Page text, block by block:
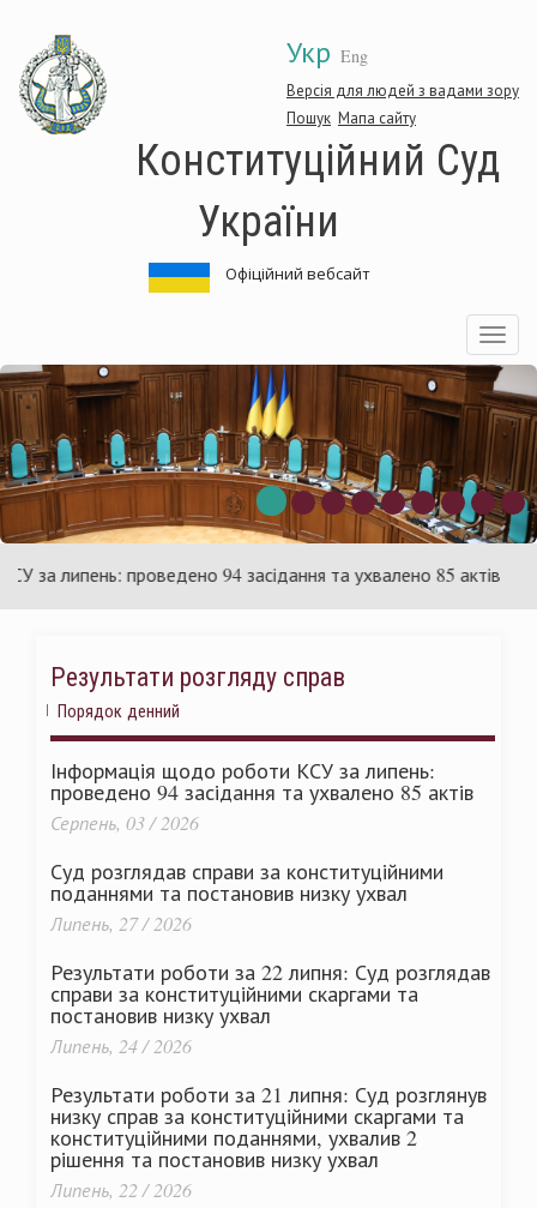
основного
матеріалу
Укр Eng
Версія для людей з вадами зору
Пошук Мапа сайту
Конституційний Суд
України
Офіційний вебсайт
Toggle
Суд
липень: проведено 94 засідання та ухвалено 85 актів
Результати розгляду справ
Порядок денний
Інформація щодо роботи КСУ за липень:
проведено 94 засідання та ухвалено 85 актів
Серпень, 03 / 2026
Суд розглядав справи за конституційними
поданнями та постановив низку ухвал
Липень, 27 / 2026
Результати роботи за 22 липня: Суд розглядав
справи за конституційними скаргами та
постановив низку ухвал
Липень, 24 / 2026
Результати роботи за 21 липня: Суд розглянув
низку справ за конституційними скаргами та
конституційними поданнями, ухвалив 2
рішення та постановив низку ухвал
Липень, 22 / 2026